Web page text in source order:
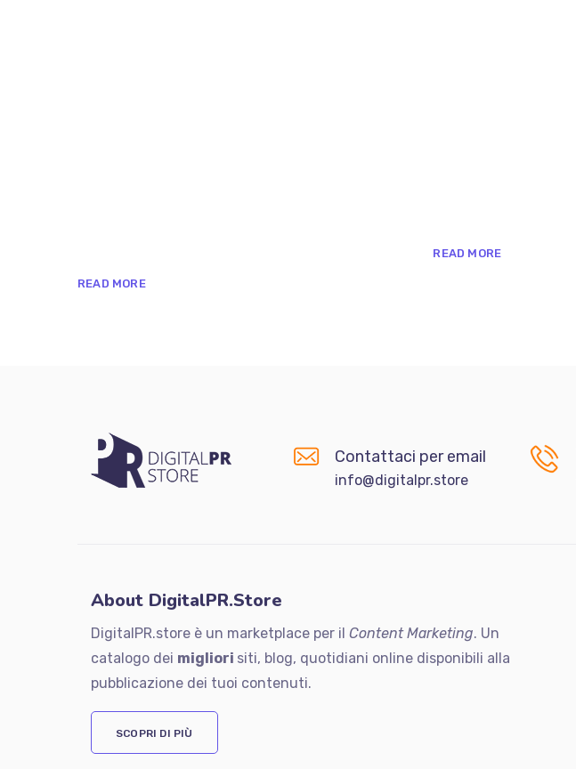
Contattaci per email
info@digitalpr.store
About DigitalPR.Store
DigitalPR.store è un marketplace per il Content Marketing. Un
catalogo dei migliori siti, blog, quotidiani online disponibili alla
pubblicazione dei tuoi contenuti.
SCOPRI DI PIÙ